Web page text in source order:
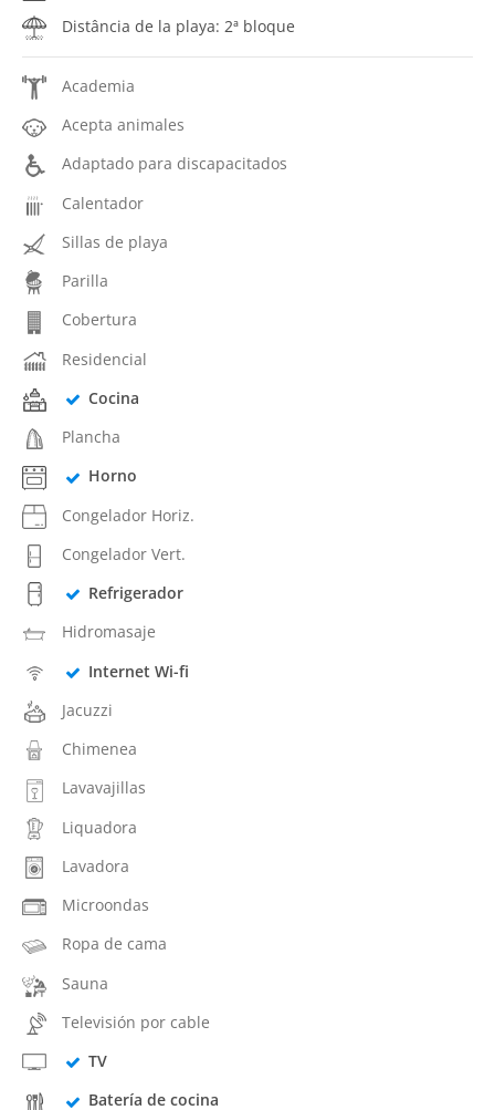
Distância de la playa: 2ª bloque
Academia
Acepta animales
Adaptado para discapacitados
Calentador
Sillas de playa
Parilla
Cobertura
Residencial
Cocina
Plancha
Horno
Congelador Horiz.
Congelador Vert.
Refrigerador
Hidromasaje
Internet Wi-fi
Jacuzzi
Chimenea
Lavavajillas
Liquadora
Lavadora
Microondas
Ropa de cama
Sauna
Televisión por cable
TV
Batería de cocina